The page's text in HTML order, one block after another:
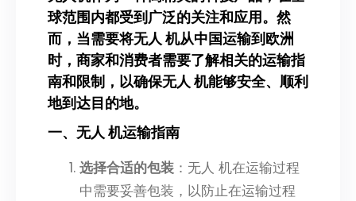
球范围内都受到广泛的关注和应用。然
而，当需要将无人 机从中国运输到欧洲
时，商家和消费者需要了解相关的运输指
南和限制，以确保无人 机能够安全、顺利
地到达目的地。
一、无人 机运输指南
选择合适的包装 ：无人 机在运输过程
中需要妥善包装，以防止在运输过程